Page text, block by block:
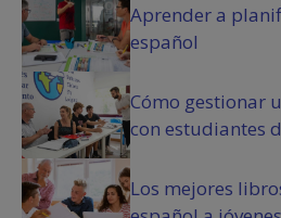
l
i
g
a
o
r
i
o
Aprender a
español
Cómo gestionar
con estudiantes
Los mejores